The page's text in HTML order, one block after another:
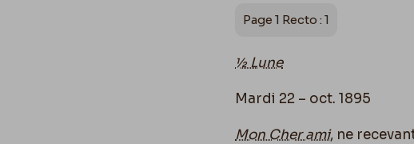
Page 1 Recto : 1
½ Lune
Mardi 22 – oct. 1895
Mon Cher ami, ne